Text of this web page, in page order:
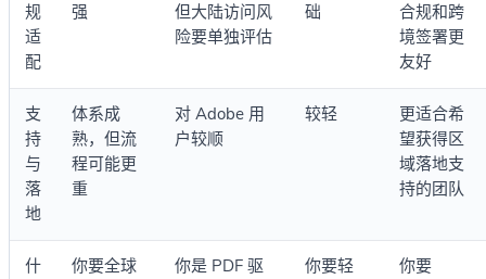
规
适
配
强
但大陆访问风
险要单独评估
础
合规和跨
境签署更
友好
支
持
与
落
地
体系成
熟，但流
程可能更
重
对 Adobe 用
户较顺
较轻
更适合希
望获得区
域落地支
持的团队
什
你要全球
你是 PDF 驱
你要轻
你要